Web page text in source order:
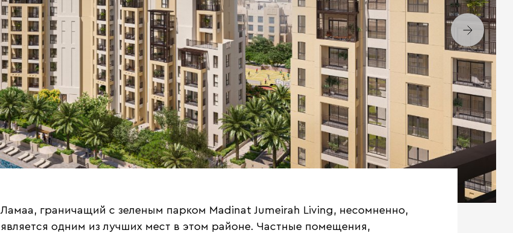
Вперёд
Ламаа, граничащий с зеленым парком Madinat Jumeirah Living, несомненно,
является одним из лучших мест в этом районе. Частные помещения,